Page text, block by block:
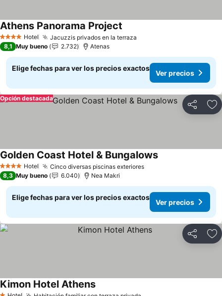
4 EstrellasHotel Jacuzzis privados en la terraza
Athens Panorama Project
8,1 Muy bueno 2.732 Atenas
Elige fechas para ver los precios exactos
Ver precios
Compartir
Opción destacada
4 EstrellasHotel Cinco diversas piscinas exterioresVer precios
Golden Coast Hotel & BungalowsVer precios
8,3 Muy bueno 6.040 Nea Makri
Elige fechas para ver los precios exactos
Ver precios
Compartir
Kimon Hotel AthensVer precios